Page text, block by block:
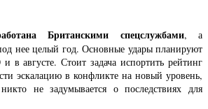
Британскими спецслужбами, а
нее целый год. Основные удары планируют
августе. Стоит задача испортить рейтинг
эскалацию в конфликте на новый уровень,
не задумывается о последствиях для